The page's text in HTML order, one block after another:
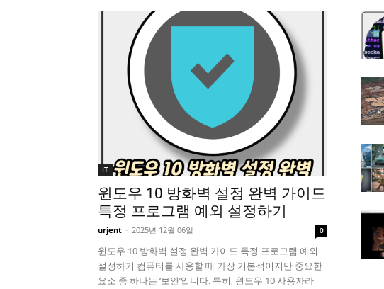
IT
윈도우 10 방화벽 설정 완벽 가이드
특정 프로그램 예외 설정하기
urjent - 2025년 12월 06일 0
윈도우 10 방화벽 설정 완벽 가이드 특정 프로그램 예외
설정하기 컴퓨터를 사용할 때 가장 기본적이지만 중요한
요소 중 하나는 ‘보안’입니다. 특히, 윈도우 10 사용자라